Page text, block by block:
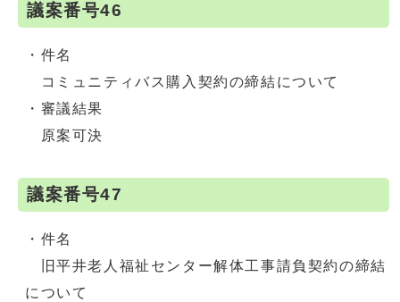
議案番号46
・件名
コミュニティバス購入契約の締結について
・審議結果
原案可決
議案番号47
・件名
旧平井老人福祉センター解体工事請負契約の締結
について